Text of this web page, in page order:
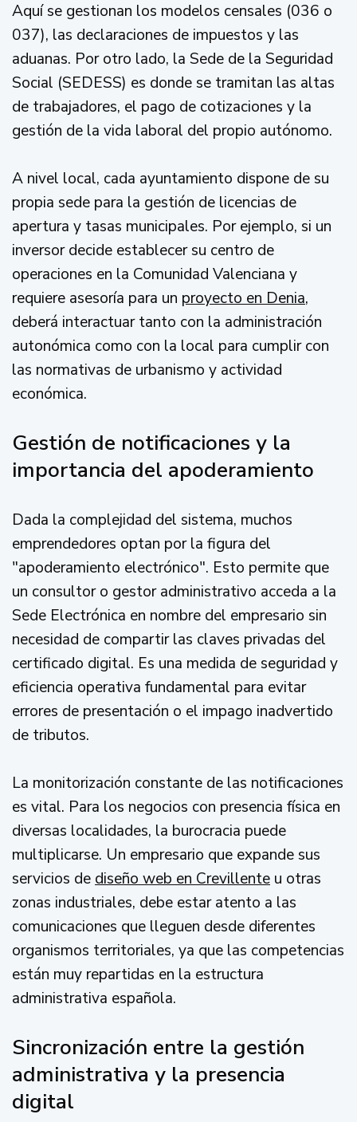
Aquí se gestionan los modelos censales (036 o
037), las declaraciones de impuestos y las
aduanas. Por otro lado, la Sede de la Seguridad
Social (SEDESS) es donde se tramitan las altas
de trabajadores, el pago de cotizaciones y la
gestión de la vida laboral del propio autónomo.
A nivel local, cada ayuntamiento dispone de su
propia sede para la gestión de licencias de
apertura y tasas municipales. Por ejemplo, si un
inversor decide establecer su centro de
operaciones en la Comunidad Valenciana y
requiere asesoría para un proyecto en Denia,
deberá interactuar tanto con la administración
autonómica como con la local para cumplir con
las normativas de urbanismo y actividad
económica.
Gestión de notificaciones y la
importancia del apoderamiento
Dada la complejidad del sistema, muchos
emprendedores optan por la figura del
"apoderamiento electrónico". Esto permite que
un consultor o gestor administrativo acceda a la
Sede Electrónica en nombre del empresario sin
necesidad de compartir las claves privadas del
certificado digital. Es una medida de seguridad y
eficiencia operativa fundamental para evitar
errores de presentación o el impago inadvertido
de tributos.
La monitorización constante de las notificaciones
es vital. Para los negocios con presencia física en
diversas localidades, la burocracia puede
multiplicarse. Un empresario que expande sus
servicios de diseño web en Crevillente u otras
zonas industriales, debe estar atento a las
comunicaciones que lleguen desde diferentes
organismos territoriales, ya que las competencias
están muy repartidas en la estructura
administrativa española.
Sincronización entre la gestión
administrativa y la presencia
digital